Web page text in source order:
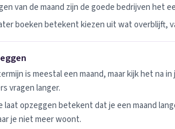
van de maand zijn de goede bedrijven het
boeken betekent kiezen uit wat overblijft,
afvinken
is meestal een maand, maar kijk het na
vragen langer.
laat opzeggen betekent dat je een maand
je niet meer woont.